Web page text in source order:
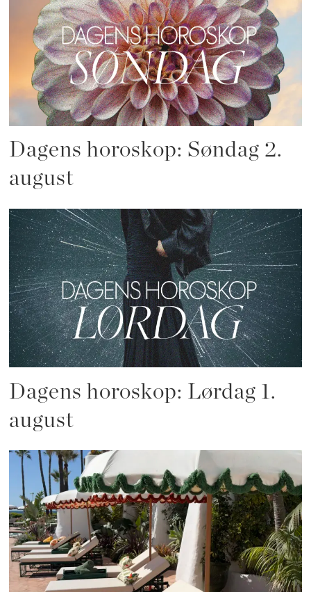
Dagens horoskop: Søndag 2.
august
Dagens horoskop: Lørdag 1.
august